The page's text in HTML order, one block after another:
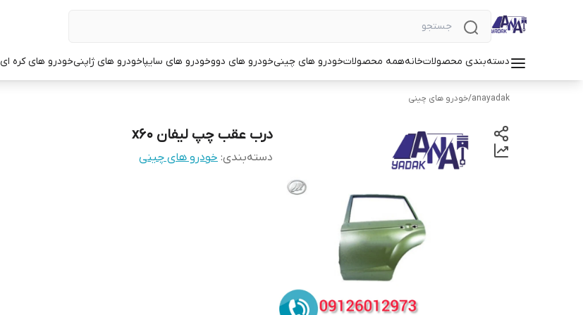
دسته‌بندی محصولاتخانههمه محصولاتخودرو های چینیخودرو های دووخودرو های سایپاخودرو های ژاپنیخودرو های کره ای
anayadak
/خودرو های چینی
درب عقب چپ لیفان x60
دسته‌بندی: خودرو های چینی